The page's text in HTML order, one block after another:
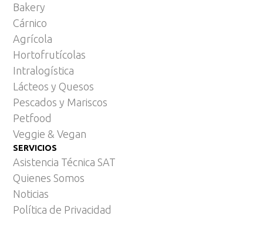
Bakery
Cárnico
Agrícola
Hortofrutícolas
Intralogística
Lácteos y Quesos
Pescados y Mariscos
Petfood
Veggie & Vegan
SERVICIOS
Asistencia Técnica SAT
Quienes Somos
Noticias
Política de Privacidad